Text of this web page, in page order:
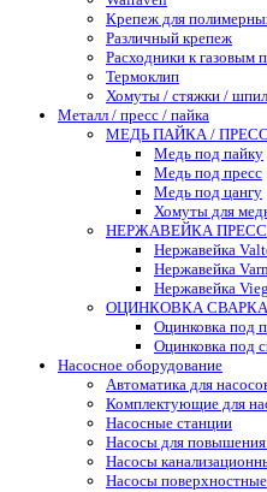
Крепеж для
Различный крепеж
Расходники к газовым
Термоклип
Хомуты / стяжки /
Металл / пресс / пайка
МЕДЬ ПАЙКА /
Медь под пайку
Медь под пресс
Медь под цангу
Хомуты для
НЕРЖАВЕЙКА ПРЕСС
Нержавейка
Нержавейка
Нержавейка
ОЦИНКОВКА
Оцинковка под
Оцинковка под
Насосное оборудование
Автоматика для
Комплектующие для
Насосные станции
Насосы для
Насосы
Насосы поверхностные